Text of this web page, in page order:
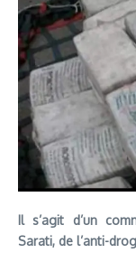
Il s’agit d’un
Sarati, de l’anti-